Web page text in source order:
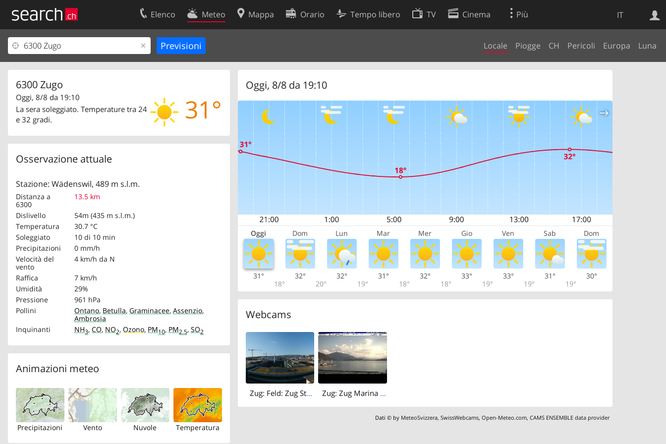
IT
Elenco Meteo Mappa Orario Tempo libero TV Cinema Più
Locale Piogge CH Pericoli Europa Luna
6300 Zugo
31°
Oggi, 8/8 da 19:10
La sera soleggiato. Temperature tra 24
e 32 gradi.
Osservazione attuale
Stazione: Wädenswil, 489 m s.l.m.
Distanza a
6300
13.5 km
Dislivello
54m (435 m s.l.m.)
Temperatura
30.7 °C
Soleggiato
10 di 10 min
Precipitazioni
0 mm/h
Velocità del
vento
4 km/h da N
Raffica
7 km/h
Umidità
29%
Pressione
961 hPa
Pollini
Ontano, Betulla, Graminacee, Assenzio,
Ambrosia
Inquinanti
NH3, CO, NO2, Ozono, PM10, PM2.5, SO2
Animazioni meteo
Precipitazioni Vento Nuvole Temperatura
Oggi, 8/8 da 19:10
Oggi Dom Lun Mar Mer Gio Ven Sab Dom
31°
18°
32°
20°
32°
19°
31°
18°
32°
18°
33°
19°
33°
19°
31°
19°
30°
Webcams
Zug: Feld: Zug Stadt Zug: Zug Marina (Hafen)
Dati © by MeteoSvizzera,SwissWebcams,Open-Meteo.com,CAMS ENSEMBLE data provider
Ricerca Web
Il vostro profolio
Area clienti
Contatti
Condizioni d’uso
Preferenze cookie